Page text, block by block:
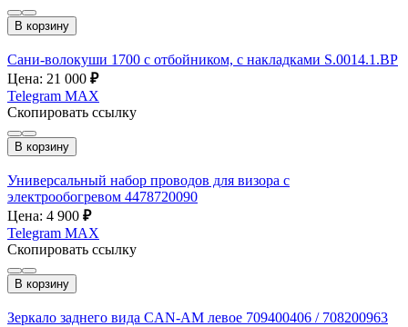
В корзину
Сани-волокуши 1700 с отбойником, с накладками S.0014.1.BP
Цена: 21 000 ₽
Telegram MAX
Скопировать ссылку
В корзину
Универсальный набор проводов для визора с
электрообогревом 4478720090
Цена: 4 900 ₽
Telegram MAX
Скопировать ссылку
В корзину
Зеркало заднего вида CAN-AM левое 709400406 / 708200963